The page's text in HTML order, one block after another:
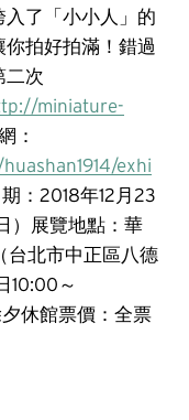
了「小小人」的
拍好拍滿！錯過
二次
miniature-
：
exhi
：2018年12月23
展覽地點：華
台北市中正區八德
10:00～
休館票價：全票